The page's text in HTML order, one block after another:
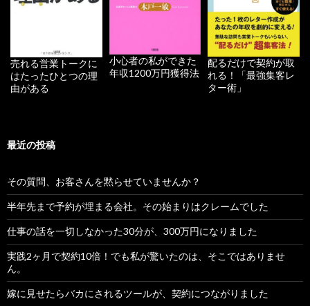
売れる営業トークに
はたったひとつの理
由がある
小心者の私ができた
年収1200万円獲得法
配るだけで契約が取
れる！「最強集客レ
ター術」
最近の投稿
その質問、お客さんを黙らせていませんか？
半年先まで予約が埋まる会社。その始まりはクレームでした
仕事の話を一切しなかった30分が、300万円になりました
実践2ヶ月で契約10倍！でも私が驚いたのは、そこではありませ
ん。
嫁に見せたらバカにされるツールが、契約につながりました